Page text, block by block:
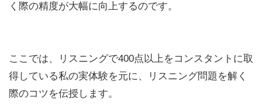
く際の精度が大幅に向上するのです。
ここでは、リスニングで400点以上をコンスタントに取
得している私の実体験を元に、リスニング問題を解く
際のコツを伝授します。